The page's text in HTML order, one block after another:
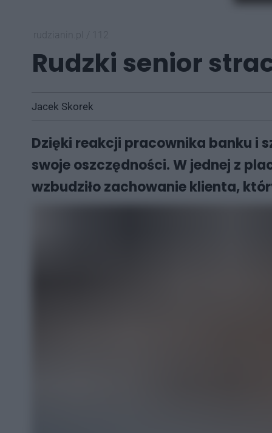
Rudzki senior
Jacek Skorek
Dzięki reakcji pracownika banku i
swoje oszczędności. W jednej z
wzbudziło zachowanie klienta,